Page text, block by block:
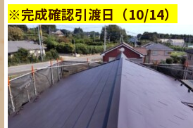
※完成確認引渡日（10/14）